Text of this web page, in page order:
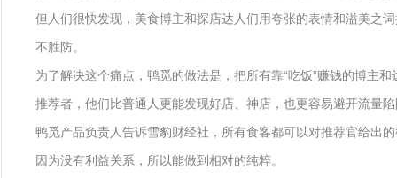
但人们很快发现，美食博主和探店达人们用夸张的表情和溢美之
不胜防。
为了解决这个痛点，鸭觅的做法是，把所有靠“吃饭”赚钱的博主
推荐者，他们比普通人更能发现好店、神店，也更容易避开流量
鸭觅产品负责人告诉雪豹财经社，所有食客都可以对推荐官给出
因为没有利益关系，所以能做到相对的纯粹。